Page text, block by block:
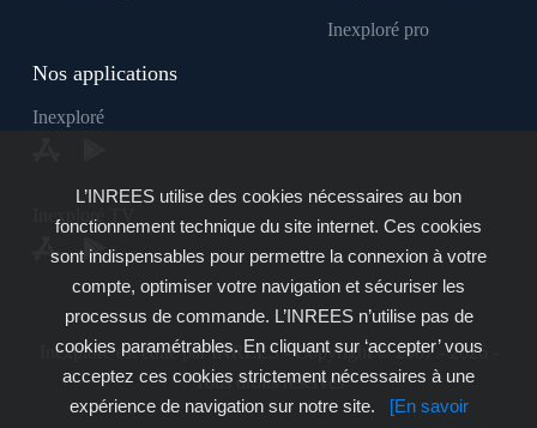
Inexploré pro
Nos applications
Inexploré
Inexploré TV
Inexploré est édité par INREES - Copyright © 2007 - 2026 -
Tous droits réservés
L’INREES utilise des cookies nécessaires au bon
fonctionnement technique du site internet. Ces cookies
sont indispensables pour permettre la connexion à votre
compte, optimiser votre navigation et sécuriser les
processus de commande. L’INREES n’utilise pas de
cookies paramétrables. En cliquant sur ‘accepter’ vous
acceptez ces cookies strictement nécessaires à une
expérience de navigation sur notre site.
[En savoir